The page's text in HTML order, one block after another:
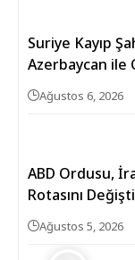
Suriye Kayıp
Azerbaycan ile
Ağustos 6, 2026
ABD Ordusu,
Rotasını
Ağustos 5, 2026